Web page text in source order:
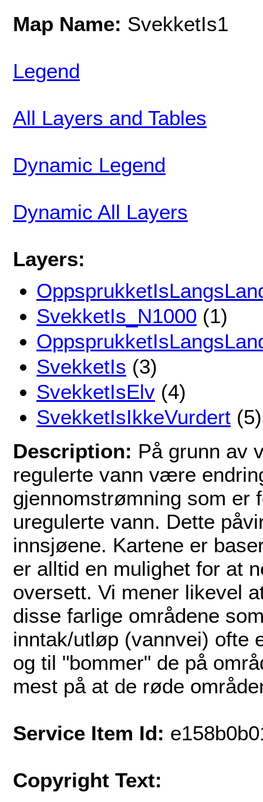
Map Name: SvekketIs1
Legend
All Layers and Tables
Dynamic Legend
Dynamic All Layers
Layers:
SvekketIs_N1000 (1)
SvekketIs (3)
SvekketIsElv (4)
SvekketIsIkkeVurdert (5)
Description: På grunn av
regulerte vann være
gjennomstrømning som er
uregulerte vann. Dette
innsjøene. Kartene er
er alltid en mulighet for at
oversett. Vi mener likevel
disse farlige områdene
inntak/utløp (vannvei) ofte
og til "bommer" de på
mest på at de røde
Service Item Id:
Copyright Text: